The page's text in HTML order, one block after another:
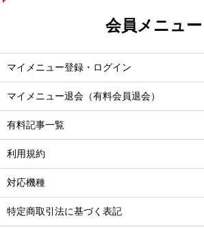
会員メニュー
マイメニュー登録・ログイン
マイメニュー退会（有料会員退会）
有料記事一覧
利用規約
対応機種
特定商取引法に基づく表記